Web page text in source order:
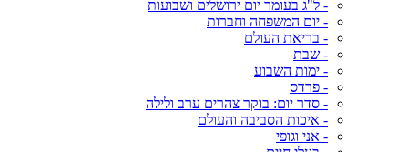
- ל"ג בעומר יום ירושלים ושבועות
- יום המשפחה וחברות
- בריאת העולם
- שבת
- ימות השבוע
- פרדס
- סדר יום: בוקר צהרים ערב ולילה
- איכות הסביבה והעולם
- אני וגופי